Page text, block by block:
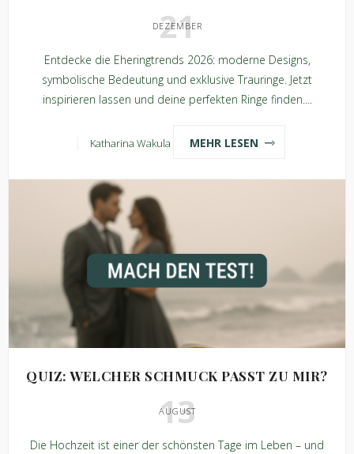
21
DEZEMBER
Entdecke die Eheringtrends 2026: moderne Designs,
symbolische Bedeutung und exklusive Trauringe. Jetzt
inspirieren lassen und deine perfekten Ringe finden....
Katharina Wakula MEHR LESEN
QUIZ: WELCHER SCHMUCK PASST ZU MIR?
13
AUGUST
Die Hochzeit ist einer der schönsten Tage im Leben – und